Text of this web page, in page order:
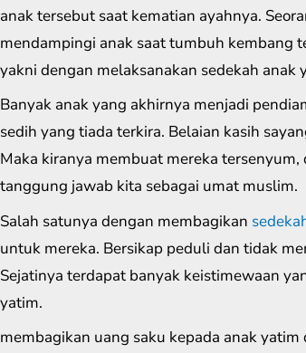
anak tersebut saat kematian ayahnya.
mendampingi anak saat tumbuh kembang
yakni dengan melaksanakan sedekah anak
Banyak anak yang akhirnya menjadi
sedih yang tiada terkira. Belaian kasih
Maka kiranya membuat mereka
tanggung jawab kita sebagai umat muslim.
Salah satunya dengan membagikan
untuk mereka. Bersikap peduli dan tidak
Sejatinya terdapat banyak keistimewaan
yatim.
membagikan uang saku kepada anak